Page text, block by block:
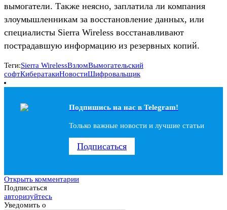
вымогатели. Также неясно, заплатила ли компания
злоумышленникам за восстановление данных, или
специалисты Sierra Wireless восстанавливают
пострадавшую информацию из резервных копий.
Теги:Sierra WirelessВзломВымогательский
софтКибератакиНовостиШифровальщик
Подпишись на наc в Telegram!
Только важные новости и лучшие статьи
Подписаться
Открыть комментарии
Подписаться
авторизуйтесь
Уведомить о